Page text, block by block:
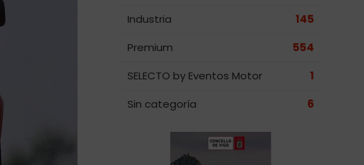
Industria
145
Premium
554
SELECTO by Eventos Motor
1
Sin categoría
6